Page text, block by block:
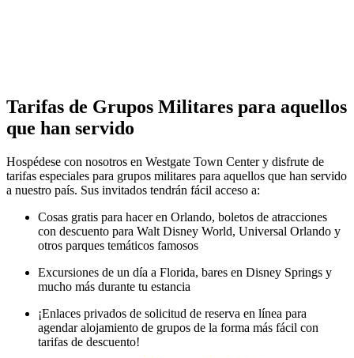
Tarifas de Grupos Militares para aquellos
que han servido
Hospédese con nosotros en Westgate Town Center y disfrute de
tarifas especiales para grupos militares para aquellos que han servido
a nuestro país. Sus invitados tendrán fácil acceso a:
Cosas gratis para hacer en Orlando, boletos de atracciones
con descuento para Walt Disney World, Universal Orlando y
otros parques temáticos famosos
Excursiones de un día a Florida, bares en Disney Springs y
mucho más durante tu estancia
¡Enlaces privados de solicitud de reserva en línea para
agendar alojamiento de grupos de la forma más fácil con
tarifas de descuento!